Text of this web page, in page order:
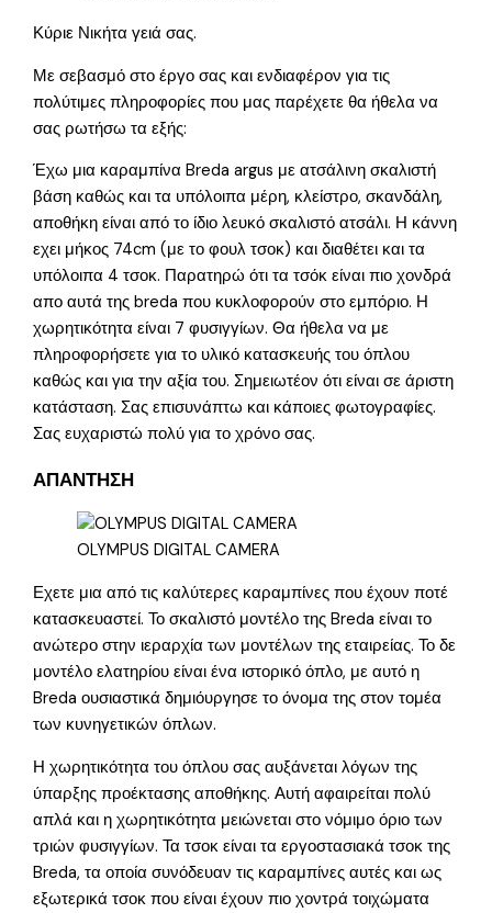
Κύριε Νικήτα γειά σας.
Με σεβασμό στο έργο σας και ενδιαφέρον για τις
πολύτιμες πληροφορίες που μας παρέχετε θα ήθελα να
σας ρωτήσω τα εξής:
Έχω μια καραμπίνα Breda argus με ατσάλινη σκαλιστή
βάση καθώς και τα υπόλοιπα μέρη, κλείστρο, σκανδάλη,
αποθήκη είναι από το ίδιο λευκό σκαλιστό ατσάλι. Η κάννη
εχει μήκος 74cm (με το φουλ τσοκ) και διαθέτει και τα
υπόλοιπα 4 τσοκ. Παρατηρώ ότι τα τσόκ είναι πιο χονδρά
απο αυτά της breda που κυκλοφορούν στο εμπόριο. Η
χωρητικότητα είναι 7 φυσιγγίων. Θα ήθελα να με
πληροφορήσετε για το υλικό κατασκευής του όπλου
καθώς και για την αξία του. Σημειωτέον ότι είναι σε άριστη
κατάσταση. Σας επισυνάπτω και κάποιες φωτογραφίες.
Σας ευχαριστώ πολύ για το χρόνο σας.
ΑΠΑΝΤΗΣΗ
OLYMPUS DIGITAL CAMERA
Εχετε μια από τις καλύτερες καραμπίνες που έχουν ποτέ
κατασκευαστεί. Το σκαλιστό μοντέλο της Breda είναι το
ανώτερο στην ιεραρχία των μοντέλων της εταιρείας. Το δε
μοντέλο ελατηρίου είναι ένα ιστορικό όπλο, με αυτό η
Breda ουσιαστικά δημιόυργησε το όνομα της στον τομέα
των κυνηγετικών όπλων.
Η χωρητικότητα του όπλου σας αυξάνεται λόγων της
ύπαρξης προέκτασης αποθήκης. Αυτή αφαιρείται πολύ
απλά και η χωρητικότητα μειώνεται στο νόμιμο όριο των
τριών φυσιγγίων. Τα τσοκ είναι τα εργοστασιακά τσοκ της
Breda, τα οποία συνόδευαν τις καραμπίνες αυτές και ως
εξωτερικά τσοκ που είναι έχουν πιο χοντρά τοιχώματα